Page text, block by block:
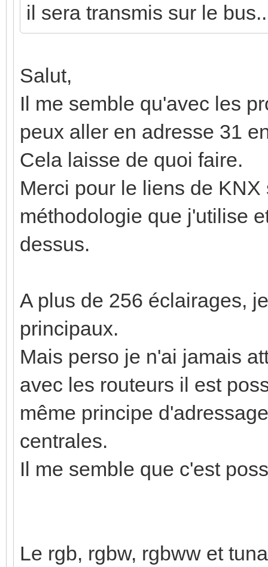
il sera transmis sur le
Salut,
Il me semble qu'avec les
peux aller en adresse 31
Cela laisse de quoi faire.
Merci pour le liens de
méthodologie que j'utilise
dessus.
A plus de 256 éclairages,
principaux.
Mais perso je n'ai jamais
avec les routeurs il est
même principe
centrales.
Il me semble que c'est
Le rgb, rgbw, rgbww et